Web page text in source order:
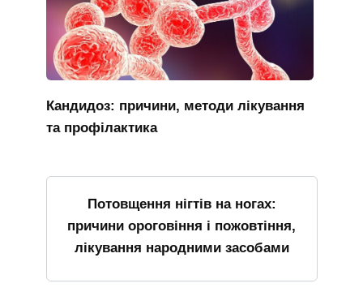
Кандидоз: причини, методи лікування
та профілактика
Потовщення нігтів на ногах:
причини ороговіння і пожовтіння,
лікування народними засобами